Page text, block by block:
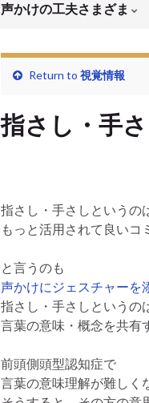
声かけの工夫さまざま
Return to 視覚情報
指さし・手
指さし・手さしというの
もっと活用されて良いコ
と言うのも
声かけにジェスチャーを
指さし・手さしというの
言葉の意味・概念を共有
前頭側頭型認知症で
言葉の意味理解が難しく